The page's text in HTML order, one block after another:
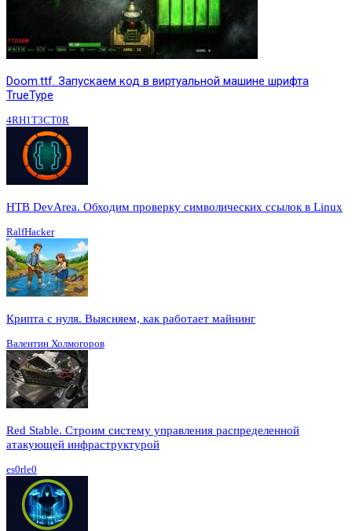
Doom.ttf. Запускаем код в виртуальной машине шрифта
TrueType
4RH1T3CT0R
HTB DevArea. Обходим проверку символических ссылок в Linux
RalfHacker
Крипта с нуля. Выясняем, как работает майнинг
Валентин Холмогоров
Red Stable. Строим систему управления распределенной
атакующей инфраструктурой
es0rle0